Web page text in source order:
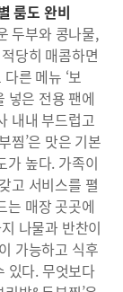
룸도 완비
두부와 콩나물,
당히 매콤하면
른 메뉴 ‘보
넣은 전용 팬에
내내 부드럽고
찜’은 맛은 기본
가 높다. 가족이
고 서비스를 펼
는 매장 곳곳에
나물과 반찬이
가능하고 식후
있다. 무엇보다